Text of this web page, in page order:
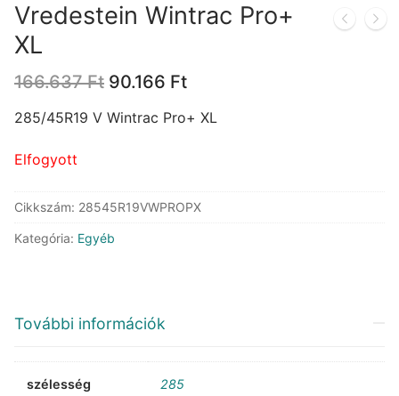
Vredestein Wintrac Pro+
XL
166.637Ft Original
was:
90.166 FtCurrent
is:
285/45R19 V Wintrac Pro+ XL
Elfogyott
Cikkszám: 28545R19VWPROPX
Kategória: Egyéb
További információk
szélesség 285